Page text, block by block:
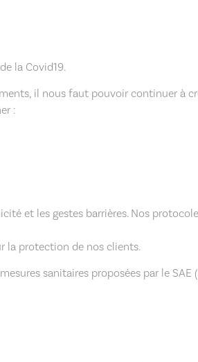
la Covid19.
il nous faut pouvoir continuer à
:
et les gestes barrières. Nos
la protection de nos clients.
sanitaires proposées par le